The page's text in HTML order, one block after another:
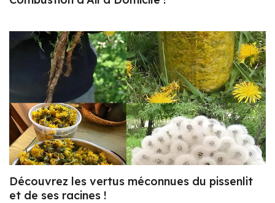
Découvrez les vertus méconnues du pissenlit
et de ses racines !